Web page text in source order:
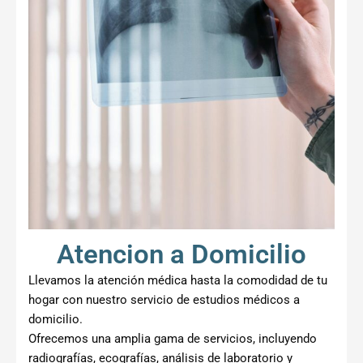
Atencion a Domicilio
Llevamos la atención médica hasta la comodidad de tu
hogar con nuestro servicio de estudios médicos a
domicilio.
Ofrecemos una amplia gama de servicios, incluyendo
radiografías, ecografías, análisis de laboratorio y